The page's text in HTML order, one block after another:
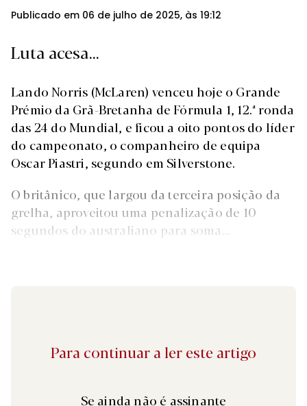
Publicado em 06 de julho de 2025, às 19:12
Luta acesa...
Lando Norris (McLaren) venceu hoje o Grande
Prémio da Grã-Bretanha de Fórmula 1, 12.ª ronda
das 24 do Mundial, e ficou a oito pontos do líder
do campeonato, o companheiro de equipa
Oscar Piastri, segundo em Silverstone.
O britânico, que largou da terceira posição da
grelha, aproveitou uma penalização de 10
segundos do australiano para soma...
Para continuar a ler este artigo
Se ainda não é assinante